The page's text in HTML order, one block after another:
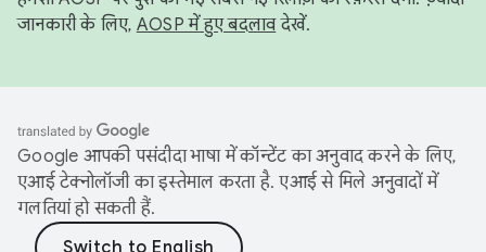
जानकारी के लिए, AOSP में हुए बदलावदेखें.
Google आपकी पसंदीदा भाषा में कॉन्टेंट का अनुवाद करने के लिए,
एआई टेक्नोलॉजी का इस्तेमाल करता है. एआई से मिले अनुवादों में
गलतियां हो सकती हैं.